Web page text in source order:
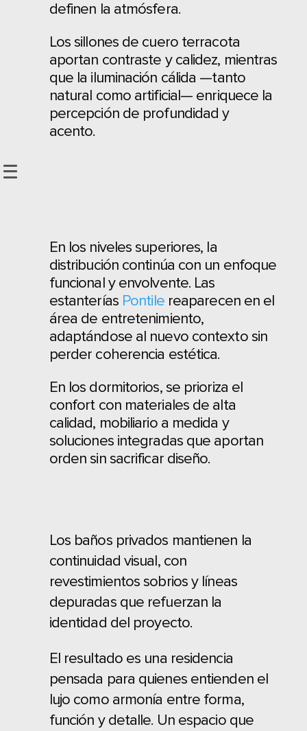
definen la atmósfera.
Los sillones de cuero terracota
aportan contraste y calidez, mientras
que la iluminación cálida —tanto
natural como artificial— enriquece la
percepción de profundidad y
acento.
En los niveles superiores, la
distribución continúa con un enfoque
funcional y envolvente. Las
estanterías Pontilereaparecen en el
área de entretenimiento,
adaptándose al nuevo contexto sin
perder coherencia estética.
En los dormitorios, se prioriza el
confort con materiales de alta
calidad, mobiliario a medida y
soluciones integradas que aportan
orden sin sacrificar diseño.
Los baños privados mantienen la
continuidad visual, con
revestimientos sobrios y líneas
depuradas que refuerzan la
identidad del proyecto.
El resultado es una residencia
pensada para quienes entienden el
lujo como armonía entre forma,
función y detalle. Un espacio que